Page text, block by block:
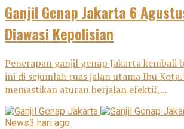
Ganjil Genap Jakarta 6
Diawasi Kepolisian
Penerapan ganjil genap Jakarta kembali
ini di sejumlah ruas jalan utama Ibu
memastikan aturan berjalan efektif,...
News3 hari ago